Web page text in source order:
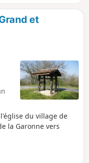
et
du village de
la Garonne vers